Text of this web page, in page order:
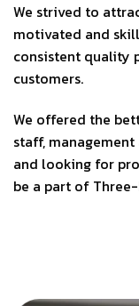
We strived to
motivated and
consistent quality
customers.
We offered the
staff,
and looking for
be a part of